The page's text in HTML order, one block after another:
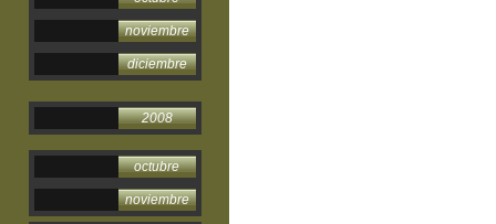
noviembre
diciembre
2008
octubre
noviembre